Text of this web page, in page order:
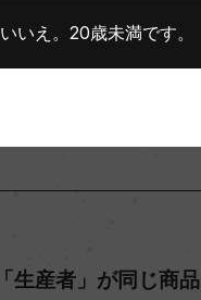
「生産者」が同じ商品
いいえ。20歳未満です。